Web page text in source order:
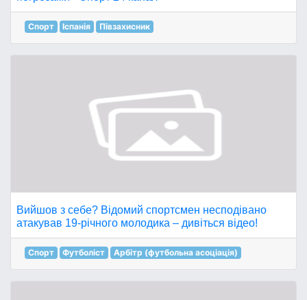
Спорт Іспанія Півзахисник
Вийшов з себе? Відомий спортсмен несподівано
атакував 19-річного молодика – дивіться відео!
Спорт Футболіст Арбітр (футбольна асоціація)